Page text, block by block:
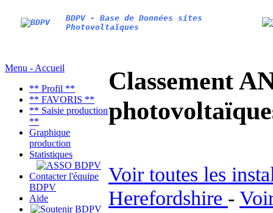
BDPV - Base de Données sites
Photovoltaïques
Menu - Accueil
** Profil **
** FAVORIS **
** Saisie production
**
Graphique
production
Statistiques
Contacter l'équipe
BDPV
Aide
Classement
Voir toutes les
Herefordshire -